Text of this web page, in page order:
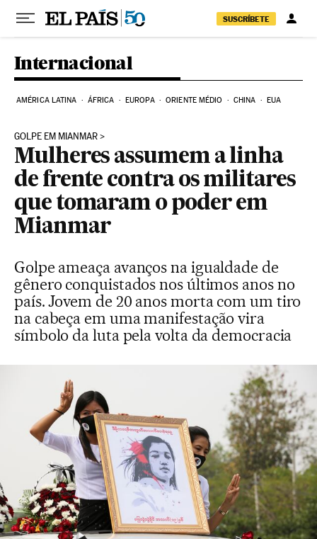
Pular para o conteúdo
SUSCRÍBETE
Internacional
AMÉRICA LATINA ÁFRICA EUROPA ORIENTE MÉDIO CHINA EUA
GOLPE EM MIANMAR
Mulheres assumem a linha
de frente contra os militares
que tomaram o poder em
Mianmar
Golpe ameaça avanços na igualdade de
gênero conquistados nos últimos anos no
país. Jovem de 20 anos morta com um tiro
na cabeça em uma manifestação vira
símbolo da luta pela volta da democracia